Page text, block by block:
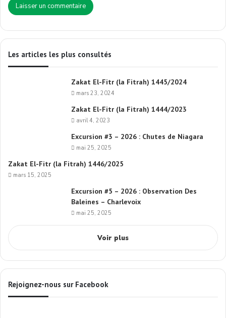
Les articles les plus consultés
Zakat El-Fitr (la Fitrah) 1445/2024
mars 23, 2024
Zakat El-Fitr (la Fitrah) 1444/2023
avril 4, 2023
Excursion #3 – 2026 : Chutes de Niagara
mai 25, 2025
Zakat El-Fitr (la Fitrah) 1446/2025
mars 15, 2025
Excursion #5 – 2026 : Observation Des
Baleines – Charlevoix
mai 25, 2025
Voir plus
Rejoignez-nous sur Facebook